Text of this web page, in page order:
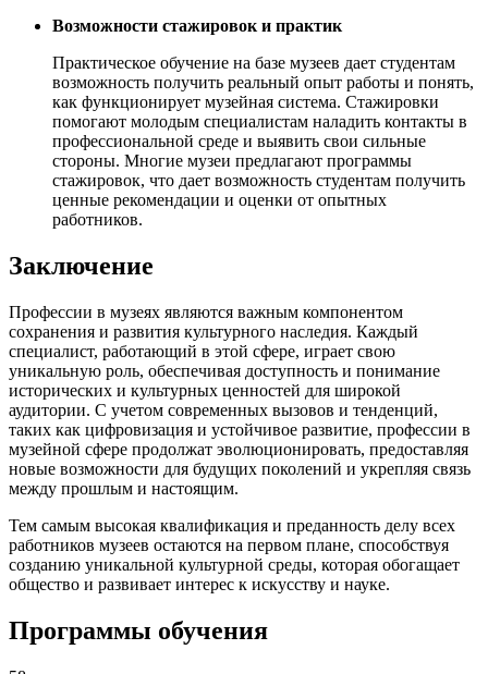
Возможности стажировок и практик
Практическое обучение на базе музеев дает студентам
возможность получить реальный опыт работы и понять,
как функционирует музейная система. Стажировки
помогают молодым специалистам наладить контакты в
профессиональной среде и выявить свои сильные
стороны. Многие музеи предлагают программы
стажировок, что дает возможность студентам получить
ценные рекомендации и оценки от опытных
работников.
Заключение
Профессии в музеях являются важным компонентом
сохранения и развития культурного наследия. Каждый
специалист, работающий в этой сфере, играет свою
уникальную роль, обеспечивая доступность и понимание
исторических и культурных ценностей для широкой
аудитории. С учетом современных вызовов и тенденций,
таких как цифровизация и устойчивое развитие, профессии в
музейной сфере продолжат эволюционировать, предоставляя
новые возможности для будущих поколений и укрепляя связь
между прошлым и настоящим.
Тем самым высокая квалификация и преданность делу всех
работников музеев остаются на первом плане, способствуя
созданию уникальной культурной среды, которая обогащает
общество и развивает интерес к искусству и науке.
Программы обучения